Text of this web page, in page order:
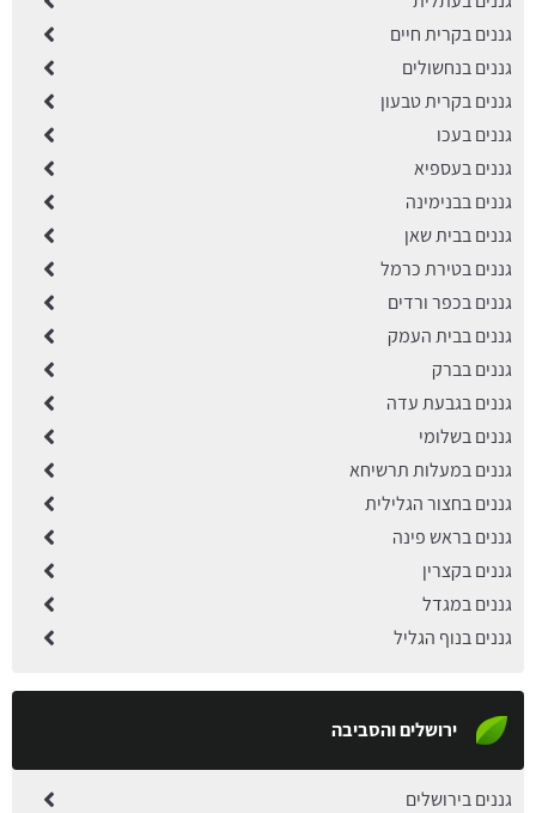
גננים בקרית חיים
גננים בנחשולים
גננים בקרית טבעון
גננים בעכו
גננים בעספיא
גננים בבנימינה
גננים בבית שאן
גננים בטירת כרמל
גננים בכפר ורדים
גננים בבית העמק
גננים בברק
גננים בגבעת עדה
גננים בשלומי
גננים במעלות תרשיחא
גננים בחצור הגלילית
גננים בראש פינה
גננים בקצרין
גננים במגדל
גננים בנוף הגליל
ירושלים והסביבה
גננים בירושלים